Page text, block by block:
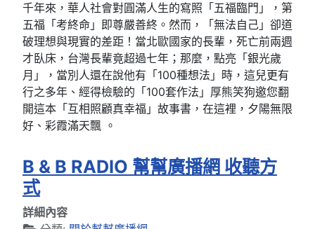
千年來，華人社會對圓滿人生的寫照「五福臨門」，第
五福「考終命」即尊嚴善終。然而，「無法自己」卻道
破理想與現實的差距！當北歐國家的長輩，死亡前兩週
才臥床，台灣長輩竟超過七年；那麼，點亮「銀光歲
月」，當別人還在說他有「100種想法」時，這兒更有
行之多年、經得檢驗的「100套作法」厚熊笑狗邀您翻
開這本「互相照顧真幸福」故事書，在這裡，夕陽無限
好、彩霞滿天飄 。
B & B RADIO 幫幫廣播網 收聽方
式
詳細內容